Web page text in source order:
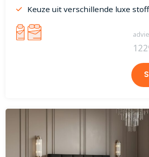
Keuze uit verschillende luxe